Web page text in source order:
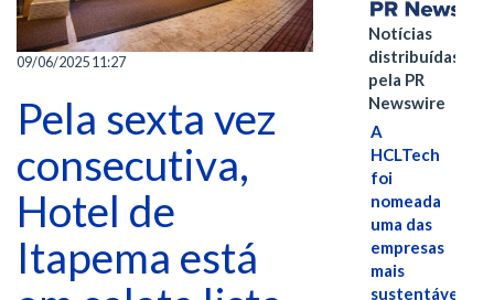
09/06/2025 11:27
Pela sexta vez
consecutiva,
Hotel de
Itapema está
Notícias
distribuídas
pela PR
Newswire
A
HCLTech
foi
nomeada
uma das
empresas
mais
sustentáveis